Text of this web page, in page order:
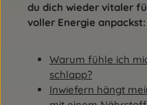
du dich wieder vitaler
voller Energie anpackst:
Warum fühle ich
schlapp?
Inwiefern hängt